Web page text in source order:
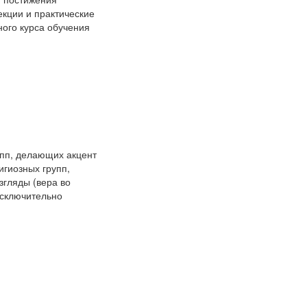
и практические
курса обучения
делающих акцент
групп,
(вера во